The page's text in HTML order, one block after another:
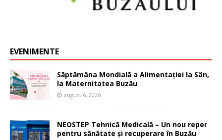
EVENIMENTE
Săptămâna Mondială a Alimentației la Sân,
la Maternitatea Buzău
august 6, 2026
NEOSTEP Tehnică Medicală – Un nou reper
pentru sănătate și recuperare în Buzău